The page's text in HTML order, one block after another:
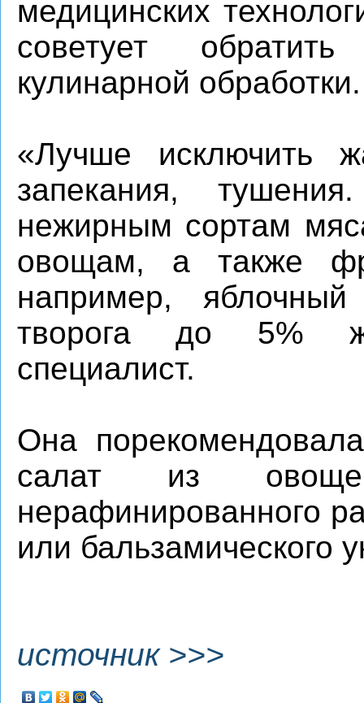
медицинских
советует
кулинарной обработки.
«Лучше исключить
запекания,
нежирным сортам
овощам, а также
например,
творога до 5%
специалист.
Она
салат из
нерафинированного
или бальзамического
источник >>>